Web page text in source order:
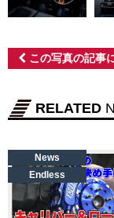
この写真の記事
RELATED
News
Endless